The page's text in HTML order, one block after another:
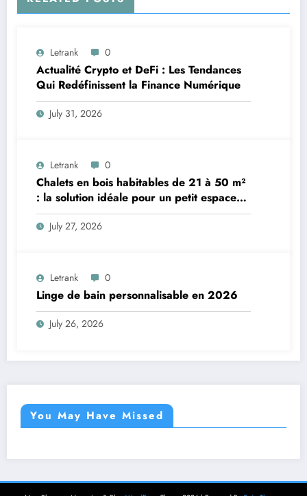
Letrank 0
Actualité Crypto et DeFi : Les Tendances
Qui Redéfinissent la Finance Numérique
July 31, 2026
Letrank 0
Chalets en bois habitables de 21 à 50 m²
: la solution idéale pour un petit espace
de vie
July 27, 2026
Letrank 0
Linge de bain personnalisable en 2026
July 26, 2026
You May Have Missed